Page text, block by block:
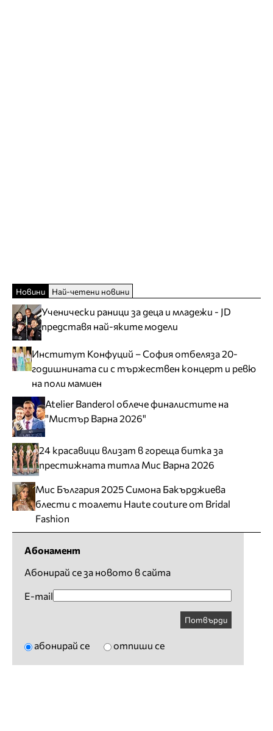
Новини Най-четени новини
Ученически раници за деца и младежи - JD
представя най-яките модели
Институт Конфуций – София отбеляза 20-
годишнината си с тържествен концерт и ревю
на поли мамиен
Atelier Banderol облече финалистите на
"Мистър Варна 2026"
24 красавици влизат в гореща битка за
престижната титла Мис Варна 2026
Мис България 2025 Симона Бакърджиева
блести с тоалети Haute couture от Bridal
Fashion
Абонамент
Абонирай се за новото в сайта
E-mail
Потвърди
абонирай се отпиши се